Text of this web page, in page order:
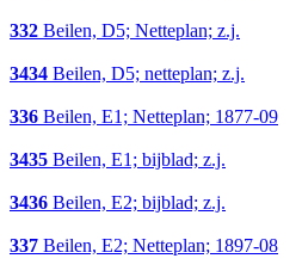
332 Beilen, D5; Netteplan; z.j.
3434 Beilen, D5; netteplan; z.j.
336 Beilen, E1; Netteplan; 1877-09
3435 Beilen, E1; bijblad; z.j.
3436 Beilen, E2; bijblad; z.j.
337 Beilen, E2; Netteplan; 1897-08